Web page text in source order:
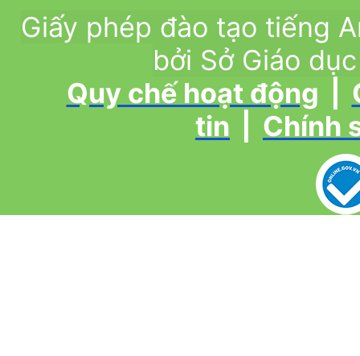
Giấy phép đào tạo tiếng
bởi Sở Giáo
Quy chế hoạt động
tin
Chính